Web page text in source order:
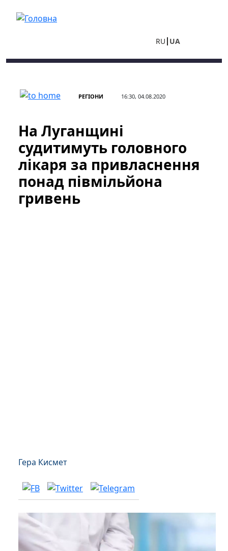
RU UA
РЕГІОНИ 16:30, 04.08.2020
На Луганщині
судитимуть головного
лікаря за привласнення
понад півмільйона
гривень
Гера Кисмет